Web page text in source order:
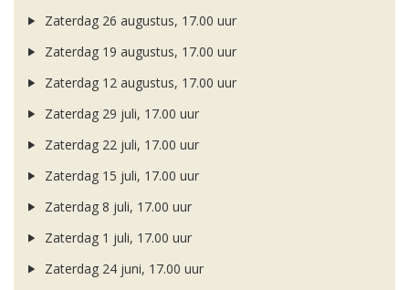
Zaterdag 26 augustus, 17.00 uur
Zaterdag 19 augustus, 17.00 uur
Zaterdag 12 augustus, 17.00 uur
Zaterdag 29 juli, 17.00 uur
Zaterdag 22 juli, 17.00 uur
Zaterdag 15 juli, 17.00 uur
Zaterdag 8 juli, 17.00 uur
Zaterdag 1 juli, 17.00 uur
Zaterdag 24 juni, 17.00 uur